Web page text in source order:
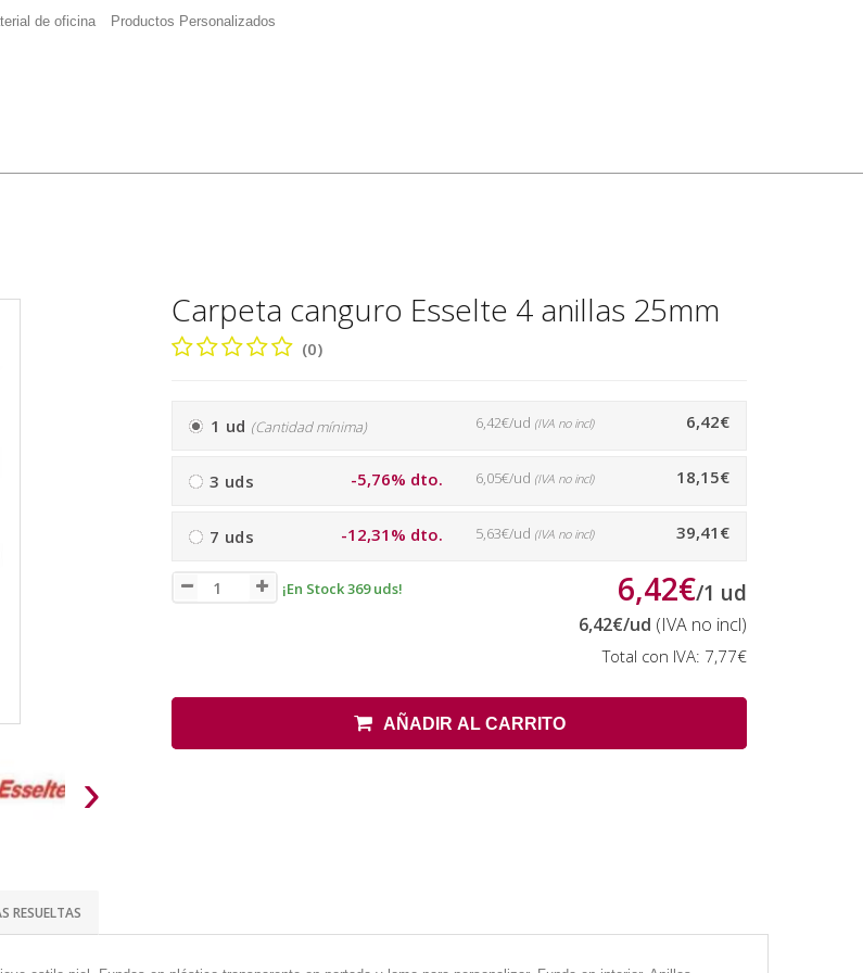
de oficina Productos Personalizados
›
Carpeta canguro Esselte 4 anillas 25mm
(0)
1 ud (Cantidad mínima) 6,42€
6,42€/ud (IVA no incl)
3 uds -5,76% dto. 18,15€
6,05€/ud (IVA no incl)
7 uds -12,31% dto. 39,41€
5,63€/ud (IVA no incl)
¡En Stock 369 uds! 6,42€/1 ud
6,42€/ud (IVA no incl)
Total con IVA: 7,77€
AÑADIR AL CARRITO
RESUELTAS